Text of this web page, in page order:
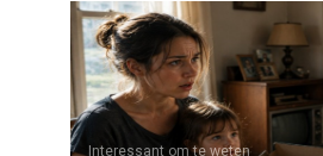
Interessant om te weten